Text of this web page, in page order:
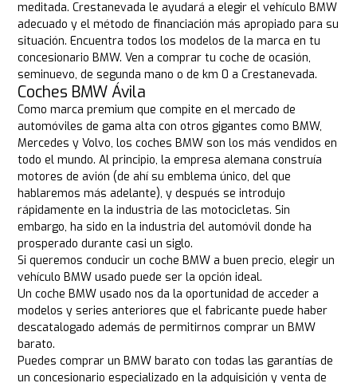
meditada. Crestanevada le ayudará a elegir el vehículo BMW
adecuado y el método de financiación más apropiado para su
situación. Encuentra todos los modelos de la marca en tu
concesionario BMW. Ven a comprar tu coche de ocasión,
seminuevo, de segunda mano o de km 0 a Crestanevada.
Coches BMW Ávila
Como marca premium que compite en el mercado de
automóviles de gama alta con otros gigantes como BMW,
Mercedes y Volvo, los coches BMW son los más vendidos en
todo el mundo. Al principio, la empresa alemana construía
motores de avión (de ahí su emblema único, del que
hablaremos más adelante), y después se introdujo
rápidamente en la industria de las motocicletas. Sin
embargo, ha sido en la industria del automóvil donde ha
prosperado durante casi un siglo.
Si queremos conducir un coche BMW a buen precio, elegir un
vehículo BMW usado puede ser la opción ideal.
Un coche BMW usado nos da la oportunidad de acceder a
modelos y series anteriores que el fabricante puede haber
descatalogado además de permitirnos comprar un BMW
barato.
Puedes comprar un BMW barato con todas las garantías de
un concesionario especializado en la adquisición y venta de